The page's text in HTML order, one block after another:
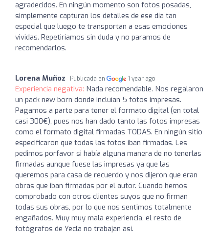
agradecidos. En ningún momento son fotos posadas,
simplemente capturan los detalles de ese día tan
especial que luego te transportan a esas emociones
vividas. Repetiríamos sin duda y no paramos de
recomendarlos.
Lorena Muñoz Publicada en 1 year ago
Experiencia negativa: Nada recomendable. Nos regalaron
un pack new born donde incluían 5 fotos impresas.
Pagamos a parte para tener el formato digital (en total
casi 300€), pues nos han dado tanto las fotos impresas
como el formato digital firmadas TODAS. En ningún sitio
especificaron que todas las fotos iban firmadas. Les
pedimos porfavor si había alguna manera de no tenerlas
firmadas aunque fuese las impresas ya que las
queremos para casa de recuerdo y nos dijeron que eran
obras que iban firmadas por el autor. Cuando hemos
comprobado con otros clientes suyos que no firman
todas sus obras, por lo que nos sentimos totalmente
engañados. Muy muy mala experiencia, el resto de
fotógrafos de Yecla no trabajan así.